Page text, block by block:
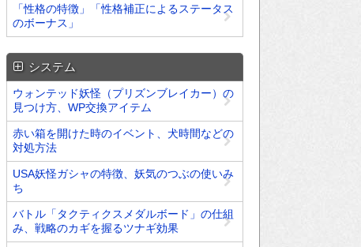
「性格の特徴」「性格補正によるステータス
のボーナス」
システム
ウォンテッド妖怪（プリズンブレイカー）の
見つけ方、WP交換アイテム
赤い箱を開けた時のイベント、犬時間などの
対処方法
USA妖怪ガシャの特徴、妖気のつぶの使いみ
ち
バトル「タクティクスメダルボード」の仕組
み、戦略のカギを握るツナギ効果